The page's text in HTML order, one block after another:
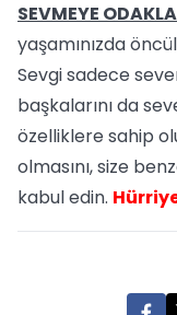
SEVMEYE
yaşamınızda
Sevgi sadece
başkalarını da
özelliklere sahip
olmasını, size
kabul edin.